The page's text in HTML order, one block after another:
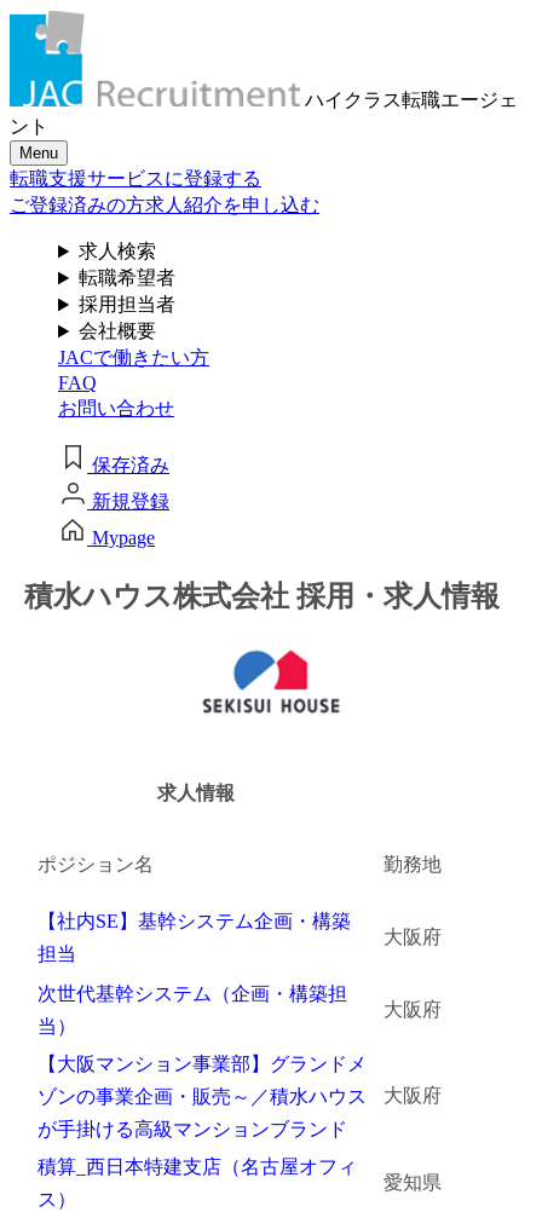
求人検索・転職事例
はじめに、あなたが活かしたい
「ご経験業種」
お選びください
サービス（人材・ホテル・旅行・教育）
商社
流通（EC・運輸・小売）
消費財（食品・アパレル・トイレタリー）
マスコミ（広告・制作）
建設・不動産
金融（銀行・証券・保険・投資）
電気・電機
機械・装置
化学
金属・素材
エネルギー・プラント
ハイクラス転職エージェ
ント
Menu
転職支援サービスに登録する
ご登録済みの方求人紹介を申し込む
求人検索
転職希望者
採用担当者
会社概要
JACで働きたい方
FAQ
お問い合わせ
保存済み
新規登録
Mypage
積水ハウス株式会社 採用・求人情報
求人情報
ポジション名 勤務地
【社内SE】基幹システム企画・構築
担当
大阪府
次世代基幹システム（企画・構築担
当）
大阪府
【大阪マンション事業部】グランドメ
ゾンの事業企画・販売～／積水ハウス
が手掛ける高級マンションブランド
大阪府
積算_西日本特建支店（名古屋オフィ
ス）
愛知県
メール認証とは？
メール認証は当社サービスを利用される方が登録された
メールアドレスがご本人のもので受信可能であることを
確認するための仕組みです。 これは主に、なりすまし等
のセキュリティリスク低減や、サポートにおけるお客様
のスムーズな本人認証に役立ちます。お客様が安心して
ジェイ エイ シー リクルートメントをお使いいただくため
個人情報取り扱いおよびサービス利用規約